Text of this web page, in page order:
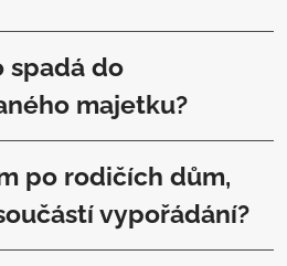
spadá do
majetku?
prostředky, vozidla, ale i
podíl v bytovém družstvu,
úvěr a dluhy, pokud je
po rodičích dům,
vypořádání?